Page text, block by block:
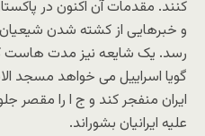
کنند. مقدمات آن اکنون در
و خبرهایی از کشته شدن
رسد. یک شایعه نیز مدت هاست
گویا اسراییل می خواهد مسجد
ایران منفجر کند و ج ا را مقصر
علیه ایرانیان بشوراند.